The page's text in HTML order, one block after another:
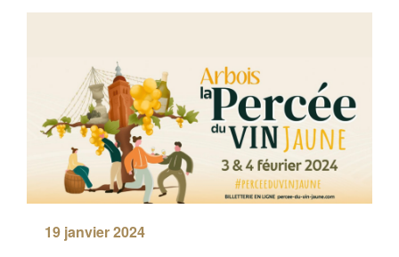
19 janvier 2024